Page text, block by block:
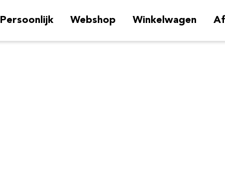
Persoonlijk Webshop Winkelwagen